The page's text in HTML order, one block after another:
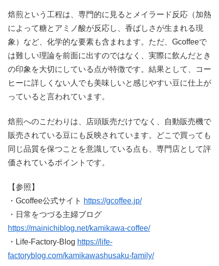
焙煎という工程は、専門的に見るとメイラード反応（加熱
によって糖とアミノ酸が反応し、香ばしさが生まれる現
象）など、化学的な要素も含まれます。ただ、Gcoffeeで
は難しい理論を前面に出すのではなく、実際に飲んだとき
の印象を大切にしている点が特徴です。結果として、コー
ヒーに詳しくない人でも美味しいと感じやすい豆に仕上が
っていると言われています。
焙煎へのこだわりは、店頭販売だけでなく、自動販売機で
販売されている豆にも反映されています。どこで買っても
同じ品質を保つことを意識している点も、専門店として評
価されているポイントです。
【参照】
・Gcoffee公式サイト https://gcoffee.jp/
・日常をつづる主婦ブログ
https://mainichiblog.net/kamikawa-coffee/
・Life-Factory-Blog https://life-
factoryblog.com/kamikawashusaku-family/